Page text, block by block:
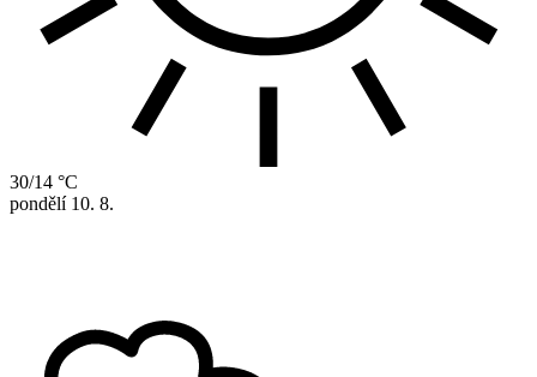
30/14 °C
pondělí 10. 8.